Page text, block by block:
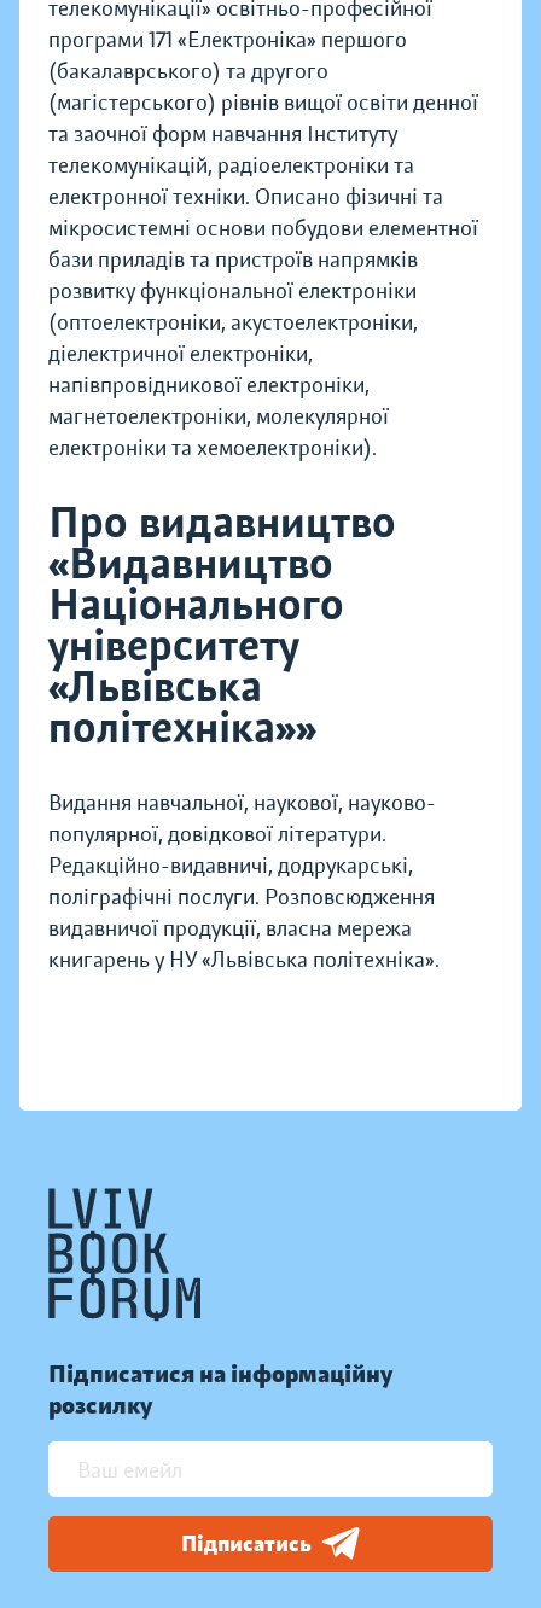
телекомунікації» освітньо-професійної
програми 171 «Електроніка» першого
(бакалаврського) та другого
(магістерського) рівнів вищої освіти денної
та заочної форм навчання Інституту
телекомунікацій, радіоелектроніки та
електронної техніки. Описано фізичні та
мікросистемні основи побудови елементної
бази приладів та пристроїв напрямків
розвитку функціональної електроніки
(оптоелектроніки, акустоелектроніки,
діелектричної електроніки,
напівпровідникової електроніки,
магнетоелектроніки, молекулярної
електроніки та хемоелектроніки).
Про видавництво
«Видавництво
Національного
університету
«Львівська
політехніка»»
Видання навчальної, наукової, науково-
популярної, довідкової літератури.
Редакційно-видавничі, додрукарські,
поліграфічні послуги. Розповсюдження
видавничої продукції, власна мережа
книгарень у НУ «Львівська політехніка».
Підписатися на інформаційну
розсилку
Підписатись